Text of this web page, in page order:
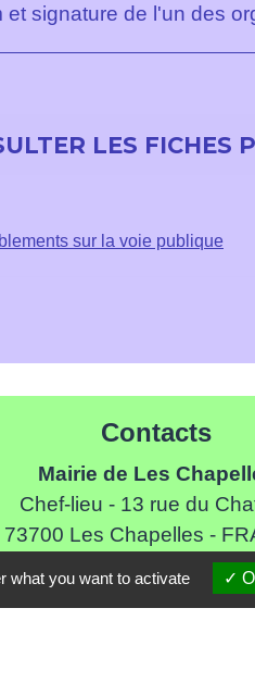
et signature de l'un des
LES FICHES
sur la voie publique
Contacts
Mairie de Les
Chef-lieu - 13 rue du
73700 Les Chapelles -
+33 7 89 22 08 48
what you want to activate